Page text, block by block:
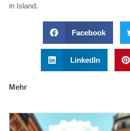
in Island.
Facebook
LinkedIn
Mehr